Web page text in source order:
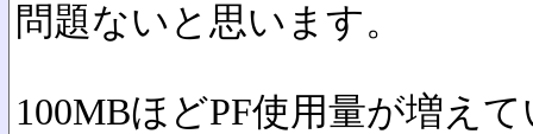
問題ないと思います。
100MBほどPF使用量が増え